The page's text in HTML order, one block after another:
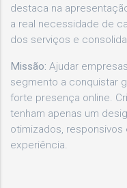
destaca na
a real necessidade de
dos serviços e
Missão: Ajudar
segmento a conquistar
forte presença online.
tenham apenas um
otimizados,
experiência.